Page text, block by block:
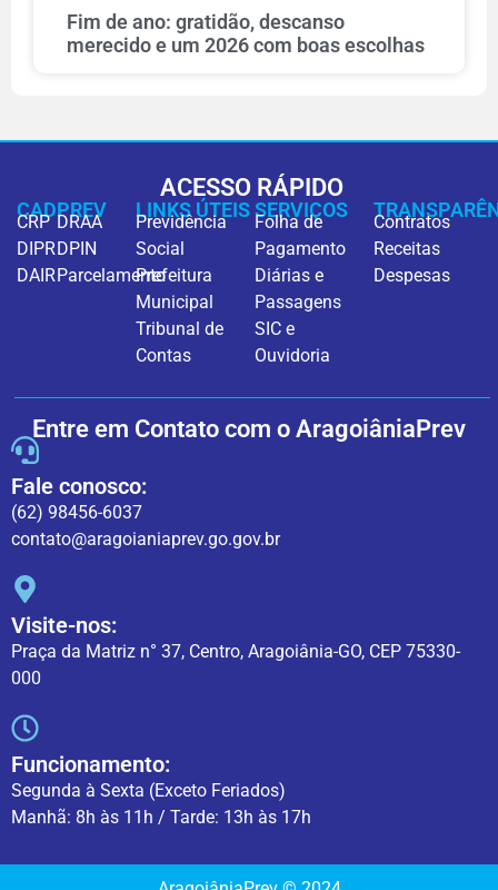
Fim de ano: gratidão, descanso
merecido e um 2026 com boas escolhas
ACESSO RÁPIDO
CADPREV
CRP
DIPR
DAIR
DRAA
DPIN
Parcelamento
LINKS ÚTEIS
Previdência
Social
Prefeitura
Municipal
Tribunal de
Contas
SERVIÇOS
Folha de
Pagamento
Diárias e
Passagens
SIC e
Ouvidoria
Contratos
Receitas
Despesas
Entre em Contato com o AragoiâniaPrev
Fale conosco:
(62) 98456-6037
contato@aragoianiaprev.go.gov.br
Visite-nos:
Praça da Matriz n° 37, Centro, Aragoiânia-GO, CEP 75330-
000
Funcionamento:
Segunda à Sexta (Exceto Feriados)
Manhã: 8h às 11h / Tarde: 13h às 17h